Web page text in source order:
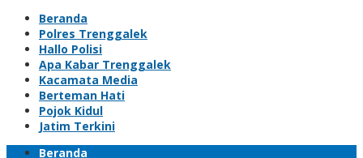
Beranda
Polres Trenggalek
Hallo Polisi
Apa Kabar Trenggalek
Kacamata Media
Berteman Hati
Pojok Kidul
Jatim Terkini
Beranda